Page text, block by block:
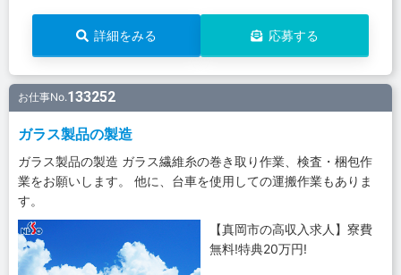
詳細をみる 応募する
お仕事No.133252
ガラス製品の製造
ガラス製品の製造 ガラス繊維糸の巻き取り作業、検査・梱包作
業をお願いします。 他に、台車を使用しての運搬作業もありま
す。
【真岡市の高収入求人】寮費
無料!特典20万円!